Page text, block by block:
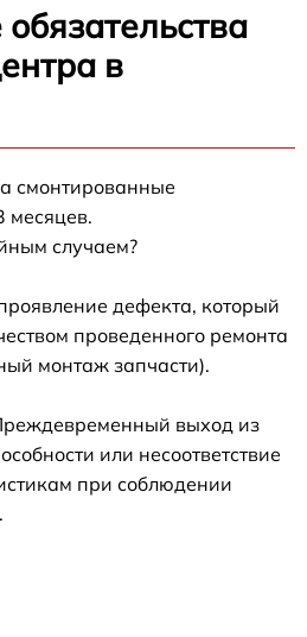
в
смонтированные
месяцев.
случаем?
дефекта, который
проведенного ремонта
монтаж запчасти).
выход из
или несоответствие
при соблюдении